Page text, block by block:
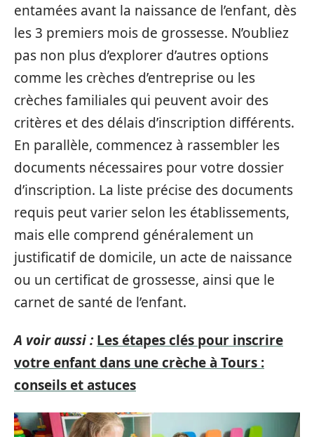
entamées avant la naissance de l’enfant, dès
les 3 premiers mois de grossesse. N’oubliez
pas non plus d’explorer d’autres options
comme les crèches d’entreprise ou les
crèches familiales qui peuvent avoir des
critères et des délais d’inscription différents.
En parallèle, commencez à rassembler les
documents nécessaires pour votre dossier
d’inscription. La liste précise des documents
requis peut varier selon les établissements,
mais elle comprend généralement un
justificatif de domicile, un acte de naissance
ou un certificat de grossesse, ainsi que le
carnet de santé de l’enfant.
A voir aussi : Les étapes clés pour inscrire
votre enfant dans une crèche à Tours :
conseils et astuces